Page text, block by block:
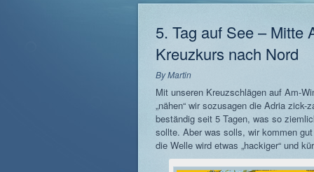
5. Tag auf See – Mitte
Kreuzkurs nach Nord
ByMartin
Mit unseren Kreuzschlägen auf Am-
„nähen“ wir sozusagen die Adria
beständig seit 5 Tagen, was so
sollte. Aber was solls, wir kommen
die Welle wird etwas „hackiger“ und